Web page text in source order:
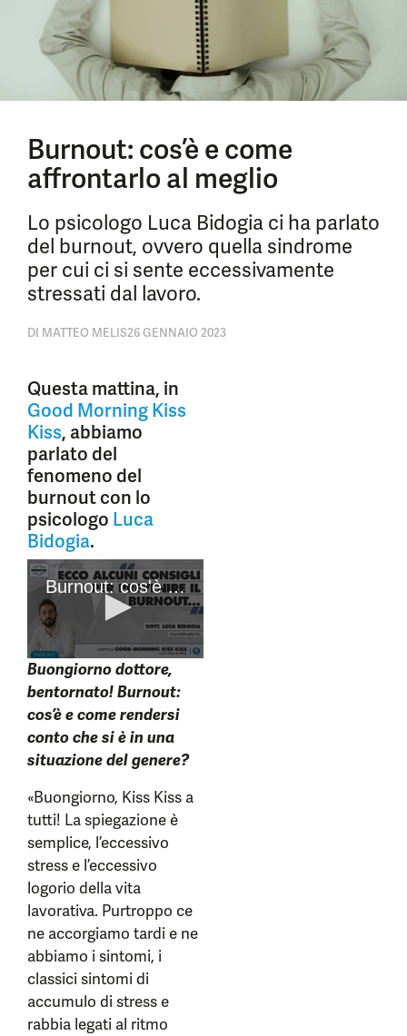
Burnout: cos’è e come
affrontarlo al meglio
Lo psicologo Luca Bidogia ci ha parlato
del burnout, ovvero quella sindrome
per cui ci si sente eccessivamente
stressati dal lavoro.
DI MATTEO MELIS26 GENNAIO 2023
Questa mattina, in
Good Morning Kiss
Kiss, abbiamo
parlato del
fenomeno del
burnout con lo
psicologo Luca
Bidogia.
Buongiorno dottore,
bentornato! Burnout:
cos’è e come rendersi
conto che si è in una
situazione del genere?
«Buongiorno, Kiss Kiss a
tutti! La spiegazione è
semplice, l’eccessivo
stress e l’eccessivo
logorio della vita
lavorativa. Purtroppo ce
ne accorgiamo tardi e ne
abbiamo i sintomi, i
classici sintomi di
accumulo di stress e
rabbia legati al ritmo